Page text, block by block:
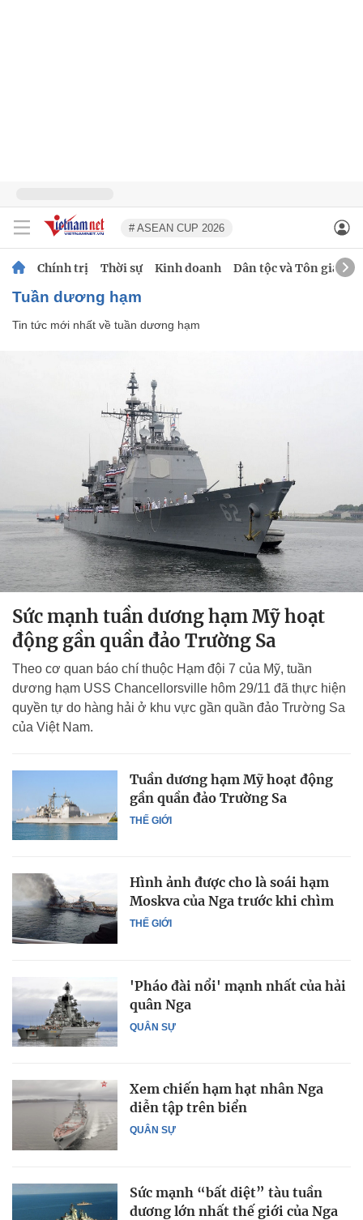
# ASEAN CUP 2026
Chính trị Thời sự Kinh doanh Dân tộc và Tôn giáo
tuần dương hạm
Tin tức mới nhất về tuần dương hạm
Sức mạnh tuần dương hạm Mỹ hoạt
động gần quần đảo Trường Sa
Theo cơ quan báo chí thuộc Hạm đội 7 của Mỹ, tuần
dương hạm USS Chancellorsville hôm 29/11 đã thực hiện
quyền tự do hàng hải ở khu vực gần quần đảo Trường Sa
của Việt Nam.
THẾ GIỚI
Tuần dương hạm Mỹ hoạt động
gần quần đảo Trường Sa
THẾ GIỚI
Hình ảnh được cho là soái hạm
Moskva của Nga trước khi chìm
QUÂN SỰ
'Pháo đài nổi' mạnh nhất của hải
quân Nga
QUÂN SỰ
Xem chiến hạm hạt nhân Nga
diễn tập trên biển
Sức mạnh “bất diệt” tàu tuần
dương lớn nhất thế giới của Nga